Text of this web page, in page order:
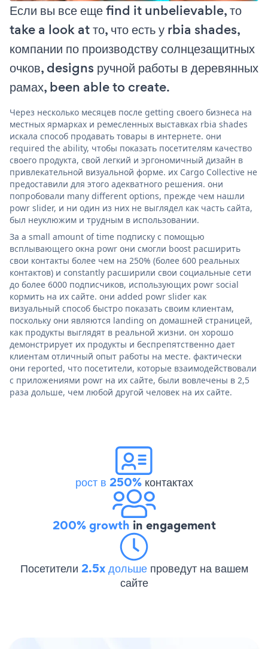
Если вы все еще find it unbelievable, то
take a look at то, что есть у rbia shades,
компании по производству солнцезащитных
очков, designs ручной работы в деревянных
рамах, been able to create.
Через несколько месяцев после getting своего бизнеса на
местных ярмарках и ремесленных выставках rbia shades
искала способ продавать товары в интернете. они
required the ability, чтобы показать посетителям качество
своего продукта, свой легкий и эргономичный дизайн в
привлекательной визуальной форме. их Cargo Collective не
предоставили для этого адекватного решения. они
попробовали many different options, прежде чем нашли
powr slider, и ни один из них не выглядел как часть сайта,
был неуклюжим и трудным в использовании.
За a small amount of time подписку с помощью
всплывающего окна powr они смогли boost расширить
свои контакты более чем на 250% (более 600 реальных
контактов) и constantly расширили свои социальные сети
до более 6000 подписчиков, использующих powr social
кормить на их сайте. они added powr slider как
визуальный способ быстро показать своим клиентам,
поскольку они являются landing on домашней страницей,
как продукты выглядят в реальной жизни. он хорошо
демонстрирует их продукты и беспрепятственно дает
клиентам отличный опыт работы на месте. фактически
они reported, что посетители, которые взаимодействовали
с приложениями powr на их сайте, были вовлечены в 2,5
раза дольше, чем любой другой человек на их сайте.
рост в 250%контактах
200% growth in engagement
Посетители 2.5x дольше проведут на вашем
сайте